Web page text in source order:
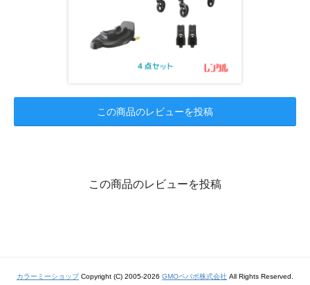
この商品のレビューを投稿
この商品のレビューを投稿
カラーミーショップCopyright (C) 2005-2026 GMOペパボ株式会社 All Rights Reserved.